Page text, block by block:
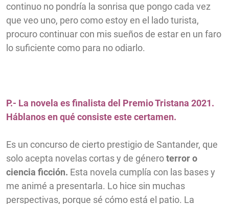
continuo no pondría la sonrisa que pongo cada vez
que veo uno, pero como estoy en el lado turista,
procuro continuar con mis sueños de estar en un faro
lo suficiente como para no odiarlo.
P.- La novela es finalista del Premio Tristana 2021.
Háblanos en qué consiste este certamen.
Es un concurso de cierto prestigio de Santander, que
solo acepta novelas cortas y de géneroterror o
ciencia ficción. Esta novela cumplía con las bases y
me animé a presentarla. Lo hice sin muchas
perspectivas, porque sé cómo está el patio. La